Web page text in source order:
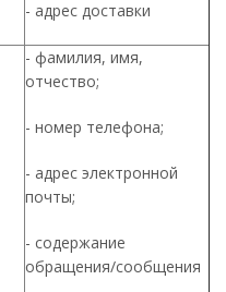
- адрес доставки
- фамилия, имя,
отчество;
- номер телефона;
- адрес электронной
почты;
- содержание
обращения/сообщения